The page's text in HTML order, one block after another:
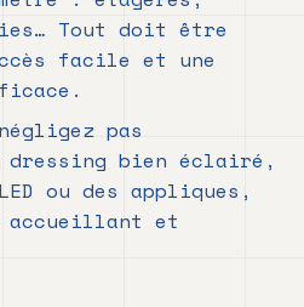
Tout doit être
facile et une
pas
dressing bien éclairé,
ou des appliques,
accueillant et